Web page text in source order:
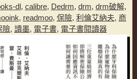
dl, calibre, Dedrm, drm, drm破解,
, readmoo, 保險, 利倫艾納夫, 商
險, 讀墨, 電子書, 電子書閱讀器